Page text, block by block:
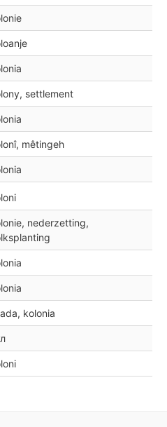
settlement
mêtingeh
nederzetting,
kolonia